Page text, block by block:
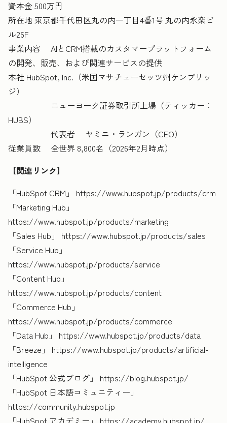
資本金 500万円
所在地 東京都千代田区丸の内一丁目4番1号 丸の内永楽ビ
ル26F
事業内容 AIとCRM搭載のカスタマープラットフォーム
の開発、販売、および関連サービスの提供
本社 HubSpot, Inc.（米国マサチューセッツ州ケンブリッ
ジ）
ニューヨーク証券取引所上場（ティッカー：
HUBS）
代表者 ヤミニ・ランガン（CEO）
従業員数 全世界 8,800名（2026年2月時点）
【関連リンク】
「HubSpot CRM」 https://www.hubspot.jp/products/crm
「Marketing Hub」
https://www.hubspot.jp/products/marketing
「Sales Hub」 https://www.hubspot.jp/products/sales
「Service Hub」
https://www.hubspot.jp/products/service
「Content Hub」
https://www.hubspot.jp/products/content
「Commerce Hub」
https://www.hubspot.jp/products/commerce
「Data Hub」 https://www.hubspot.jp/products/data
「Breeze」 https://www.hubspot.jp/products/artificial-
intelligence
「HubSpot 公式ブログ」 https://blog.hubspot.jp/
「HubSpot 日本語コミュニティー」
https://community.hubspot.jp